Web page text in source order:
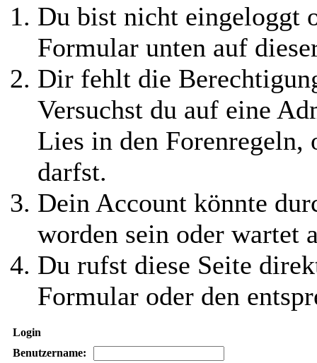
Du bist nicht eingeloggt
Formular unten auf
Dir fehlt die
Versuchst du auf eine
Lies in den Forenregeln,
darfst.
Dein Account könnte
worden sein oder wartet
Du rufst diese Seite
Formular oder den
Login
Benutzername: